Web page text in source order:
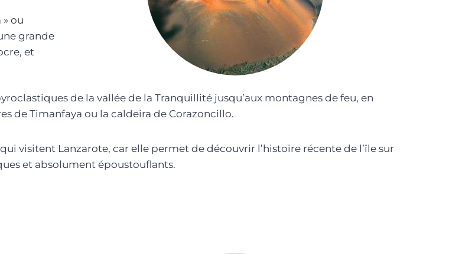
ou
grande
et
de la vallée de la Tranquillité jusqu’aux montagnes de feu, en
de Timanfaya ou la caldeira de Corazoncillo.
visitent Lanzarote, car elle permet de découvrir l’histoire récente de l’île sur
et absolument époustouflants.